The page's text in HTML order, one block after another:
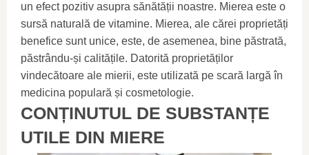
un efect pozitiv asupra sănătății noastre. Mierea este o
sursă naturală de vitamine. Mierea, ale cărei proprietăți
benefice sunt unice, este, de asemenea, bine păstrată,
păstrându-și calitățile. Datorită proprietăților
vindecătoare ale mierii, este utilizată pe scară largă în
medicina populară și cosmetologie.
CONȚINUTUL DE SUBSTANȚE
UTILE DIN MIERE